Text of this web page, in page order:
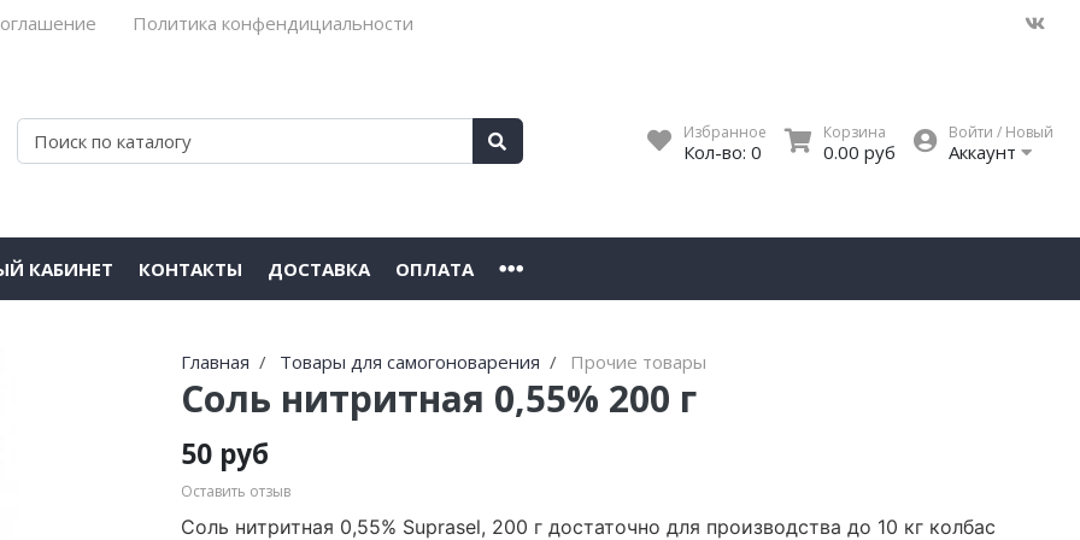
Политика конфендициальности
Избранное
Кол-во: 0
Корзина
0.00 руб
Войти / Новый
Аккаунт
КАБИНЕТ КОНТАКТЫ ДОСТАВКА ОПЛАТА
Главная Товары для самогоноварения Прочие товары
Соль нитритная 0,55% 200 г
50 руб
Оставить отзыв
Соль нитритная 0,55% Suprasel, 200 г достаточно для производства до 10 кг колбас